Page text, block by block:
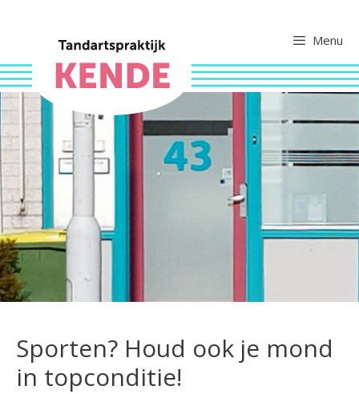
inhoud
Menu
Sporten? Houd ook je mond
in topconditie!